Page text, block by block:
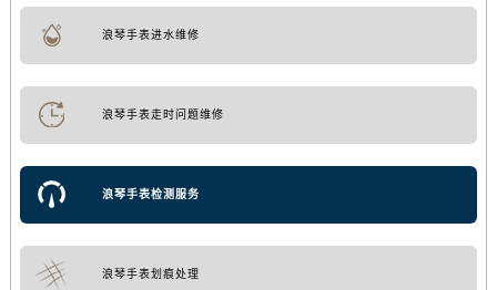
浪琴手表进水维修
浪琴手表走时问题维修
浪琴手表检测服务
浪琴手表划痕处理